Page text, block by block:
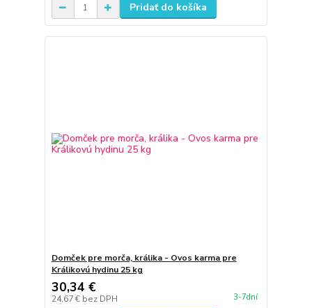
Pridať do košíka
Domček pre morča, králika - Ovos karma pre
Králikovú hydinu 25 kg
30,34 €
24,67 € bez DPH 3-7dní